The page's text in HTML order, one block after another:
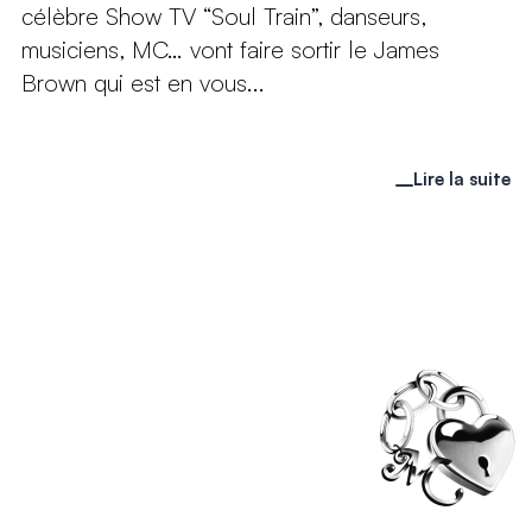
célèbre Show TV “Soul Train”, danseurs,
musiciens, MC… vont faire sortir le James
Brown qui est en vous...
Lire la suite